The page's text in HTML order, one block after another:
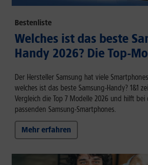
Bestenliste
Welches ist das beste
Handy 2026? Die Top-
Der Hersteller Samsung hat viele
welches ist das beste Samsung-Handy? 1&1
Vergleich die Top 7 Modelle 2026 und hilft bei
passenden Samsung-Smartphones.
Mehr erfahren